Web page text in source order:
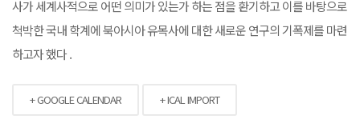
사가 세계사적으로 어떤 의미가 있는가 하는 점을 환기하고 이를 바탕으로
척박한 국내 학계에 북아시아 유목사에 대한 새로운 연구의 기폭제를 마련
하고자 했다 .
+ GOOGLE CALENDAR + ICAL IMPORT